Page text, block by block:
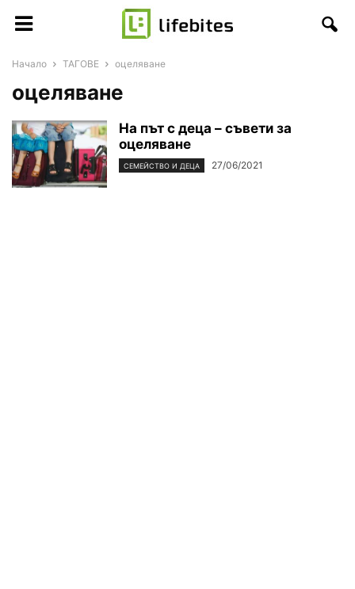
Начало ТАГОВЕ оцеляване
оцеляване
На път с деца – съвети за
оцеляване
СЕМЕЙСТВО И ДЕЦА 27/06/2021